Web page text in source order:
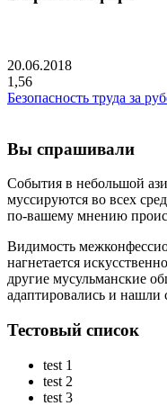
20.06.2018
1,56
Безопасность труда за
Вы спрашивали
События в небольшой
муссируются во всех
по-вашему мнению
Видимость
нагнетается
другие мусульманские
адаптировались и нашли
Тестовый список
test 1
test 2
test 3